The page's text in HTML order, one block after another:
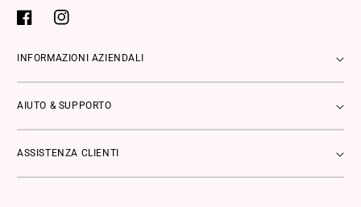
del
FacebookInstagram
INFORMAZIONI AZIENDALI
AIUTO & SUPPORTO
ASSISTENZA CLIENTI